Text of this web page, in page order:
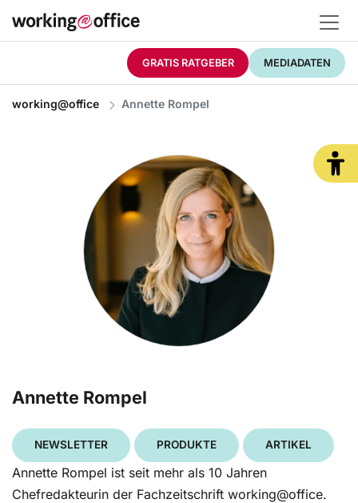
GRATIS RATGEBER MEDIADATEN
working@office Annette Rompel
Annette Rompel
NEWSLETTER PRODUKTE ARTIKEL
Annette Rompel ist seit mehr als 10 Jahren
Chefredakteurin der Fachzeitschrift working@office.